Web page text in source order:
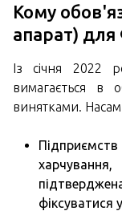
Кому
апарат)
Із січня 2022
вимагається в
винятками.
Підприємств
фіксуватися